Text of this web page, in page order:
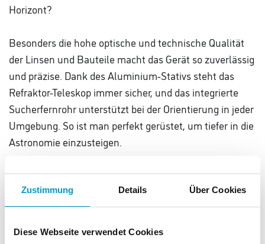
Zustimmung Details Über Cookies
Diese Webseite verwendet Cookies
Horizont?
Besonders die hohe optische und technische Qualität
der Linsen und Bauteile macht das Gerät so zuverlässig
und präzise. Dank des Aluminium-Stativs steht das
Refraktor-Teleskop immer sicher, und das integrierte
Sucherfernrohr unterstützt bei der Orientierung in jeder
Umgebung. So ist man perfekt gerüstet, um tiefer in die
Astronomie einzusteigen.
Teleskop mit Aluminiumstativ und Fernrohrwiege
Ablageplatte für Zubehör
Einstellstange für Höhenverstellung